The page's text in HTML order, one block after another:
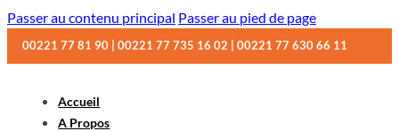
Passer au contenu principal Passer au pied de page
00221 77 81 90 | 00221 77 735 16 02 | 00221 77 630 66 11
Accueil
A Propos